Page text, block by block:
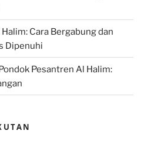
Cara Bergabung dan
Dipenuhi
Pesantren Al Halim: